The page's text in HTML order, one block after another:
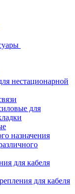
нестационарной
для
назначения
для кабеля
для кабеля